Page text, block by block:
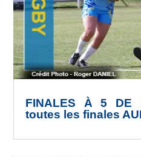
FINALES À 5 DE
toutes les finales